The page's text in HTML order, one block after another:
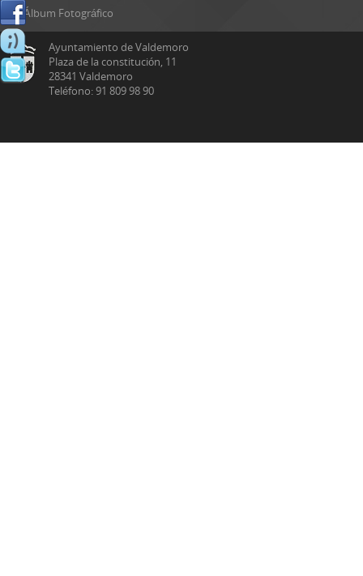
Álbum Fotográfico
Ayuntamiento de Valdemoro
Plaza de la constitución, 11
28341 Valdemoro
Teléfono: 91 809 98 90